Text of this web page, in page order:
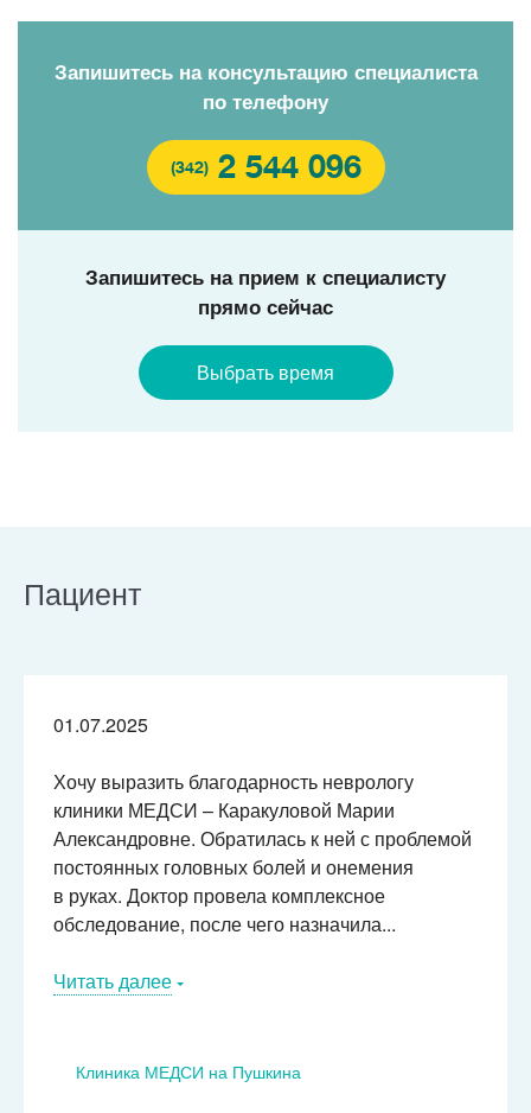
Запишитесь на консультацию специалиста
по телефону
(342) 2 544 096
Запишитесь на прием к специалисту
прямо сейчас
Выбрать время
Пациент
Клиника МЕДСИ на Пушкина
01.07.2025
Хочу выразить благодарность неврологу
клиники МЕДСИ – Каракуловой Марии
Александровне. Обратилась к ней с проблемой
постоянных головных болей и онемения
в руках. Доктор провела комплексное
обследование, после чего назначила...
Читать далее